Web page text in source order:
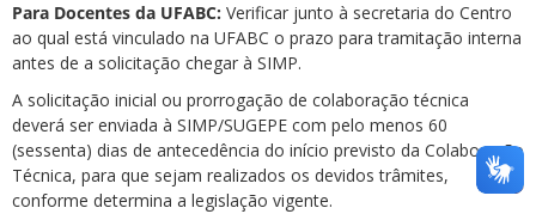
Para Docentes da UFABC: Verificar junto à secretaria do Centro
ao qual está vinculado na UFABC o prazo para tramitação interna
antes de a solicitação chegar à SIMP.
A solicitação inicial ou prorrogação de colaboração técnica
deverá ser enviada à SIMP/SUGEPE com pelo menos 60
(sessenta) dias de antecedência do início previsto da Colaboração
Técnica, para que sejam realizados os devidos trâmites,
conforme determina a legislação vigente.